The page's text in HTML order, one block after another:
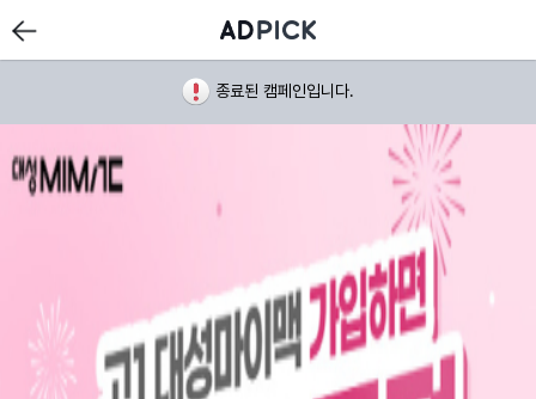
종료된 캠페인입니다.